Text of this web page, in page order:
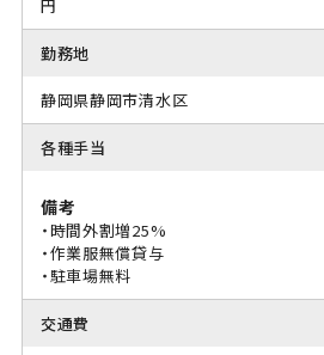
円
勤務地
静岡県静岡市清水区
各種手当
備考
・時間外割増25%
・作業服無償貸与
・駐車場無料
交通費